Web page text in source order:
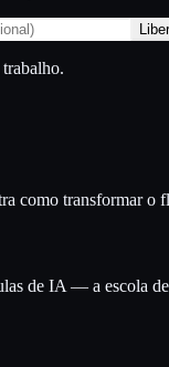
como transformar
de IA — a escola